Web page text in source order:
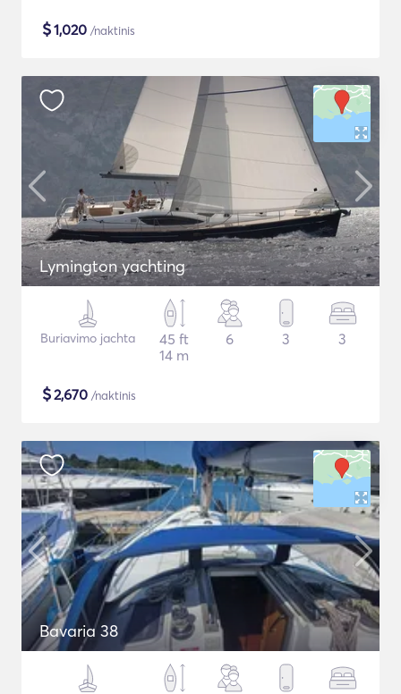
$1,020 /naktinis
Lymington yachting
Buriavimo jachta
45 ft
14 m
6 3 3
$2,670 /naktinis
Bavaria 38